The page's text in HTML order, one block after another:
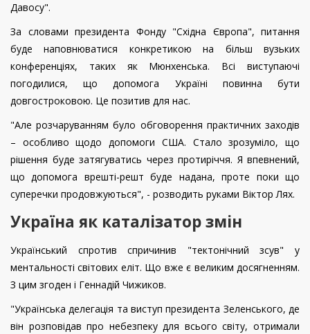
Давосу".
За словами президента Фонду "Східна Європа", питання
буде наповнюватися конкретикою на більш вузьких
конференціях, таких як Мюнхенська. Всі виступаючі
погодилися, що допомога Україні повинна бути
довгостроковою. Це позитив для нас.
"Але розчаруванням було обговорення практичних заходів
– особливо щодо допомоги США. Стало зрозуміло, що
рішення буде затягуватись через протиріччя. Я впевнений,
що допомога врешті-решт буде надана, проте поки що
суперечки продовжуються", - розводить руками Віктор Лях.
Україна як каталізатор змін
Український спротив спричинив "тектонічний зсув" у
ментальності світових еліт. Що вже є великим досягненням.
З цим згоден і Геннадій Чижиков.
"Українська делегація та виступ президента Зеленського, де
він розповідав про небезпеку для всього світу, отримали